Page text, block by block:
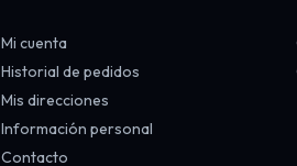
Mi cuenta
Historial de pedidos
Mis direcciones
Información personal
Contacto